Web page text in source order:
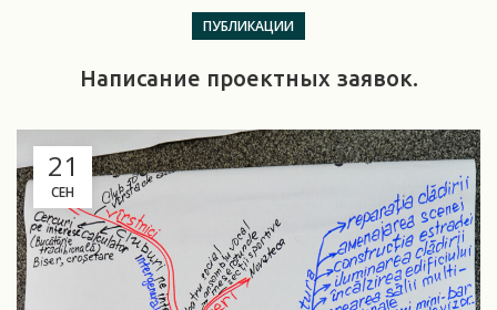
ПУБЛИКАЦИИ
Написание проектных заявок.
21
СЕН